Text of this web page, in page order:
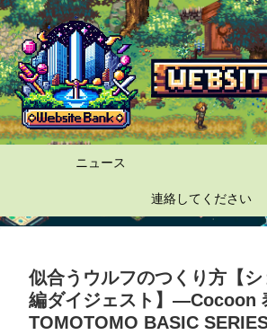
ニュース
連絡してください
似合うウルフのつくり方【
編ダイジェスト】―Cocoon
TOMOTOMO BASIC